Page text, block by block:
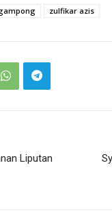
zulfikar azis
Liputan